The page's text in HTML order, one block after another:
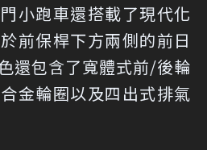
小跑車還搭載了現代化
前保桿下方兩側的前日
還包含了寬體式前/後輪
金輪圈以及四出式排氣